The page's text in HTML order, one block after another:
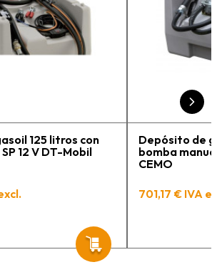
varios
muy
125 litros con
12 V DT-Mobil
Depósito de
bomba
CEMO
701,17 € IVA